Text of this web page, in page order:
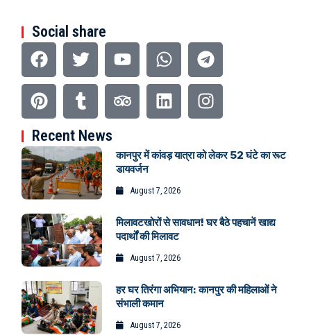
Social share
Recent News
कानपुर में कांवड़ यात्रा को लेकर 52 घंटे का रूट
डायवर्जन
August 7, 2026
मिलावटखोरों से सावधान! घर बैठे पहचानें खाद्य
पदार्थों की मिलावट
August 7, 2026
हर घर तिरंगा अभियान: कानपुर की महिलाओं ने
संभाली कमान
August 7, 2026